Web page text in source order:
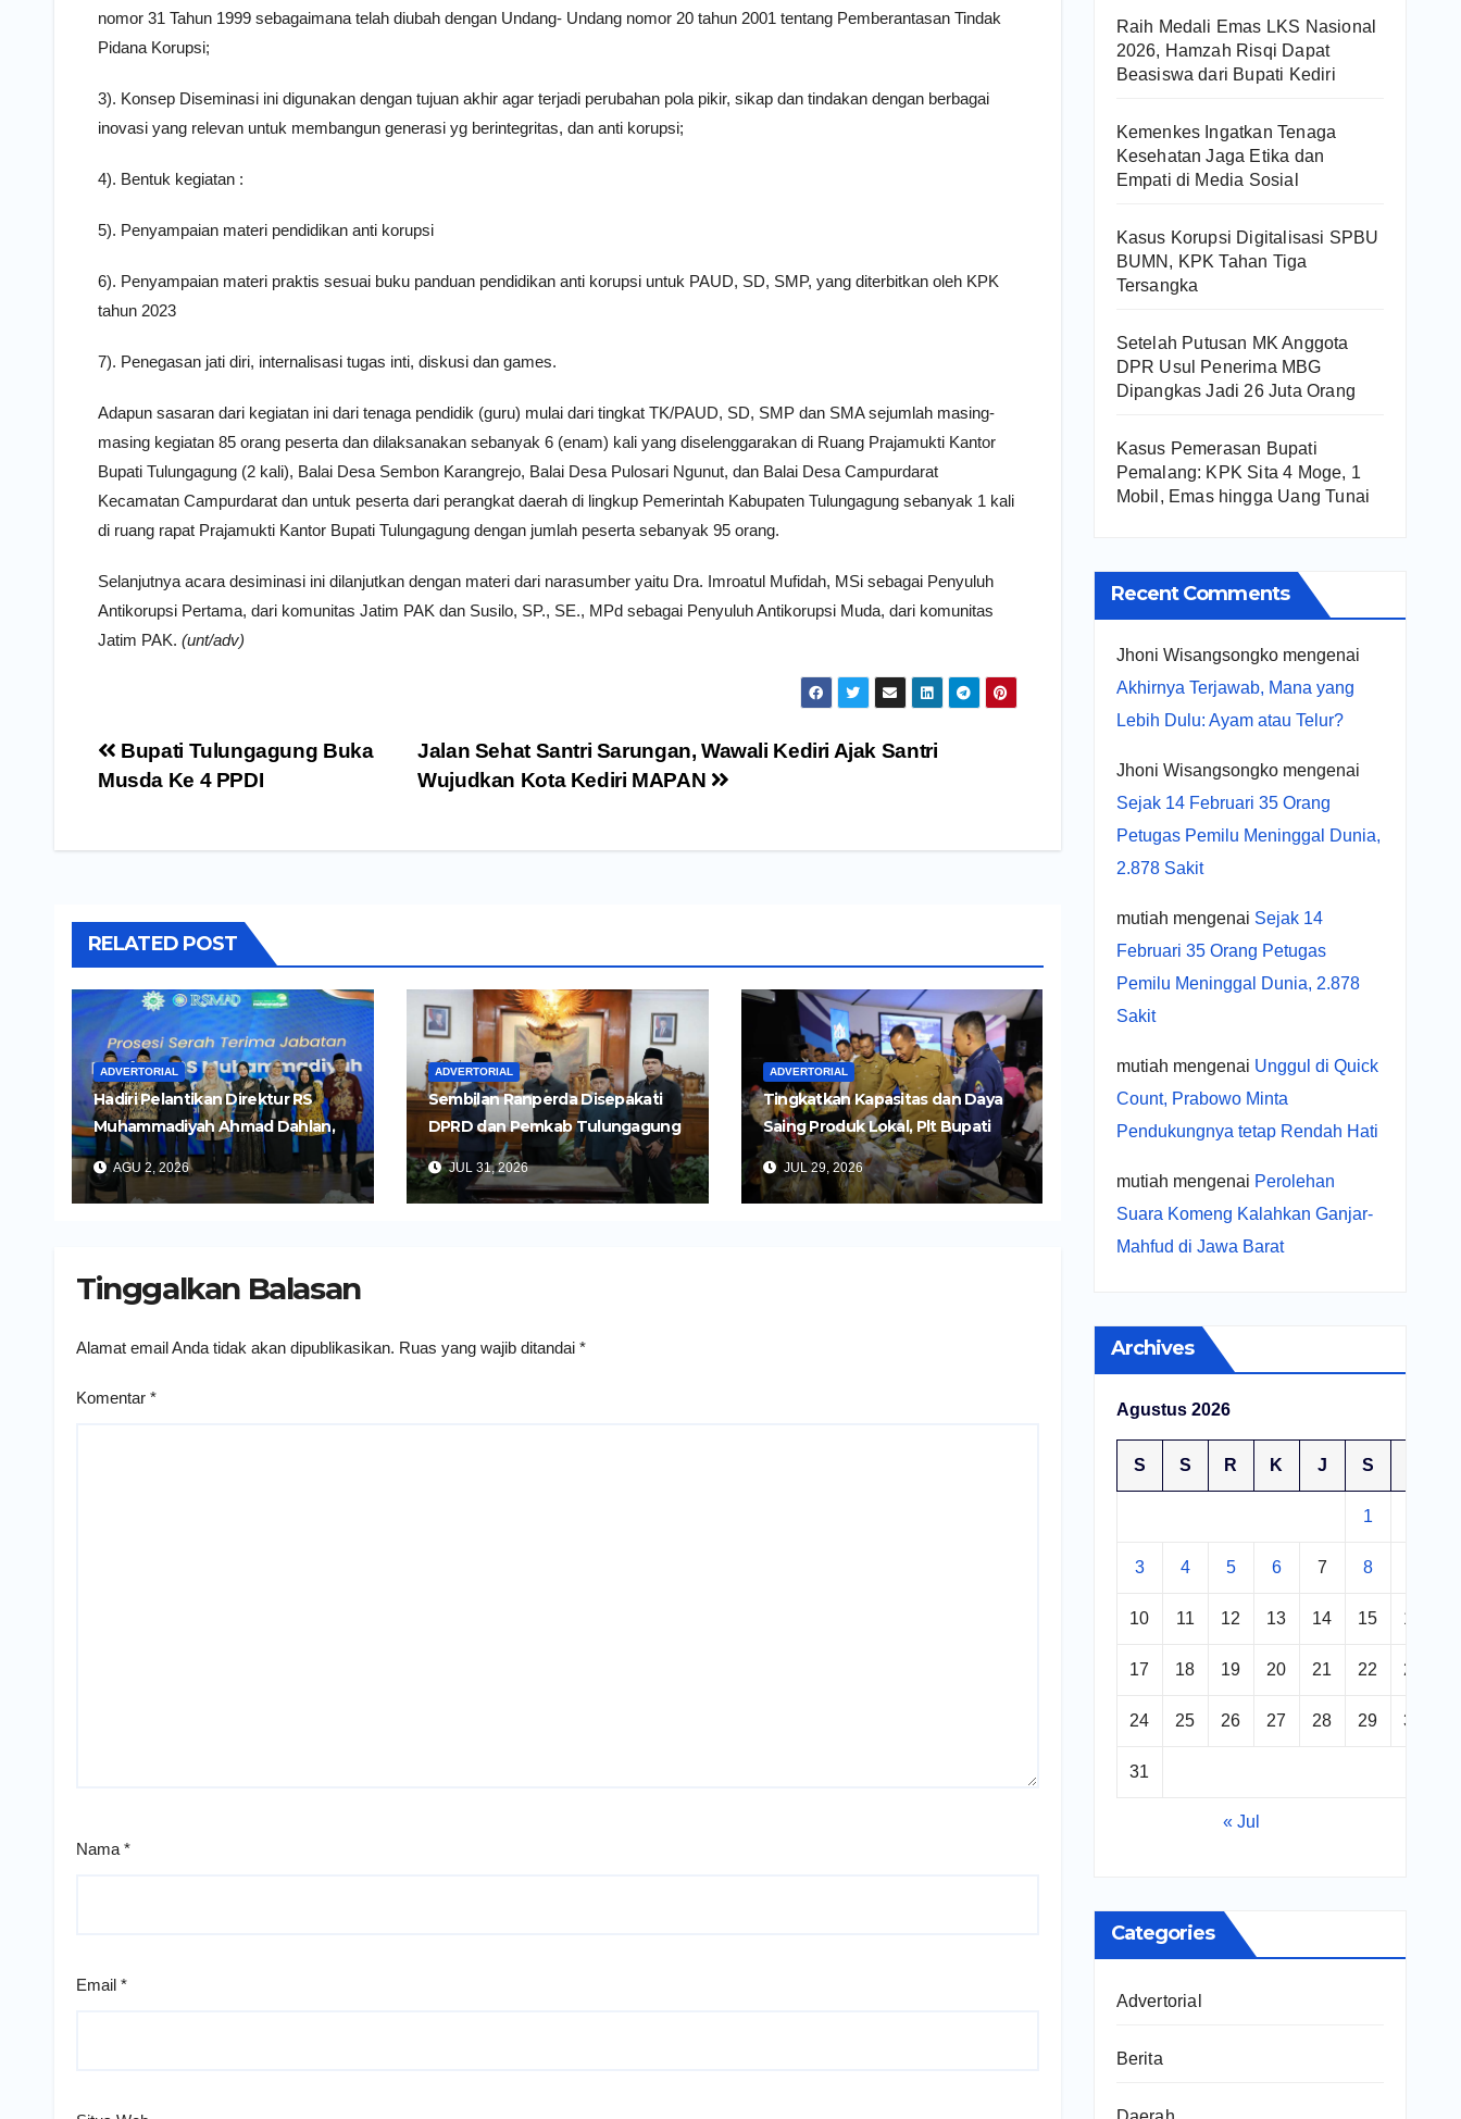
nomor 31 Tahun 1999 sebagaimana telah diubah dengan Undang- Undang nomor 20 tahun 2001 tentang Pemberantasan Tindak
Pidana Korupsi;
3). Konsep Diseminasi ini digunakan dengan tujuan akhir agar terjadi perubahan pola pikir, sikap dan tindakan dengan berbagai
inovasi yang relevan untuk membangun generasi yg berintegritas, dan anti korupsi;
4). Bentuk kegiatan :
5). Penyampaian materi pendidikan anti korupsi
6). Penyampaian materi praktis sesuai buku panduan pendidikan anti korupsi untuk PAUD, SD, SMP, yang diterbitkan oleh KPK
tahun 2023
7). Penegasan jati diri, internalisasi tugas inti, diskusi dan games.
Adapun sasaran dari kegiatan ini dari tenaga pendidik (guru) mulai dari tingkat TK/PAUD, SD, SMP dan SMA sejumlah masing-
masing kegiatan 85 orang peserta dan dilaksanakan sebanyak 6 (enam) kali yang diselenggarakan di Ruang Prajamukti Kantor
Bupati Tulungagung (2 kali), Balai Desa Sembon Karangrejo, Balai Desa Pulosari Ngunut, dan Balai Desa Campurdarat
Kecamatan Campurdarat dan untuk peserta dari perangkat daerah di lingkup Pemerintah Kabupaten Tulungagung sebanyak 1 kali
di ruang rapat Prajamukti Kantor Bupati Tulungagung dengan jumlah peserta sebanyak 95 orang.
Selanjutnya acara desiminasi ini dilanjutkan dengan materi dari narasumber yaitu Dra. Imroatul Mufidah, MSi sebagai Penyuluh
Antikorupsi Pertama, dari komunitas Jatim PAK dan Susilo, SP., SE., MPd sebagai Penyuluh Antikorupsi Muda, dari komunitas
Jatim PAK. (unt/adv)
Navigasi
pos
Jalan Sehat Santri Sarungan, Wawali Kediri Ajak Santri
Wujudkan Kota Kediri MAPAN
Bupati Tulungagung Buka
Musda Ke 4 PPDI
RELATED POST
ADVERTORIAL
Hadiri Pelantikan Direktur RS
Muhammadiyah Ahmad Dahlan,
Wali Kota Kediri Tekankan
Pelayanan Kesehatan yang
Humanis
AGU 2, 2026
ADVERTORIAL
Sembilan Ranperda Disepakati
DPRD dan Pemkab Tulungagung
Untuk Perkuat Pembangunan
Daerah
JUL 31, 2026
ADVERTORIAL
Tingkatkan Kapasitas dan Daya
Saing Produk Lokal, Plt Bupati
Tulungagung Buka Seminar
Impor dan Ekspor Produk UMKM
JUL 29, 2026
Tinggalkan Balasan
Alamat email Anda tidak akan dipublikasikan. Ruas yang wajib ditandai *
Komentar *
Nama*
Email *
Raih Medali Emas LKS Nasional
2026, Hamzah Risqi Dapat
Beasiswa dari Bupati Kediri
Kemenkes Ingatkan Tenaga
Kesehatan Jaga Etika dan
Empati di Media Sosial
Kasus Korupsi Digitalisasi SPBU
BUMN, KPK Tahan Tiga
Tersangka
Setelah Putusan MK Anggota
DPR Usul Penerima MBG
Dipangkas Jadi 26 Juta Orang
Kasus Pemerasan Bupati
Pemalang: KPK Sita 4 Moge, 1
Mobil, Emas hingga Uang Tunai
Recent Comments
Jhoni Wisangsongkomengenai
Akhirnya Terjawab, Mana yang
Lebih Dulu: Ayam atau Telur?
Jhoni Wisangsongkomengenai
Sejak 14 Februari 35 Orang
Petugas Pemilu Meninggal Dunia,
2.878 Sakit
mutiah mengenai Sejak 14
Februari 35 Orang Petugas
Pemilu Meninggal Dunia, 2.878
Sakit
mutiah mengenai Unggul di Quick
Count, Prabowo Minta
Pendukungnya tetap Rendah Hati
mutiah mengenai Perolehan
Suara Komeng Kalahkan Ganjar-
Mahfud di Jawa Barat
Archives
Agustus 2026
S S R K J S
1
3 4 5 6 7 8
10 11 12 13 14 15 16
17 18 19 20 21 22 23
24 25 26 27 28 29 30
31
« Jul
Categories
Advertorial
Berita